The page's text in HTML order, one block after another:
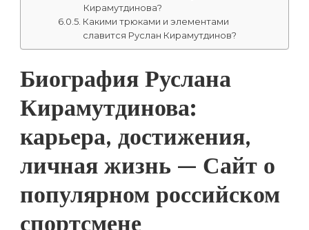
Кирамутдинова?
Какими трюками и элементами
славится Руслан Кирамутдинов?
Биография Руслана
Кирамутдинова:
карьера, достижения,
личная жизнь — Сайт о
популярном российском